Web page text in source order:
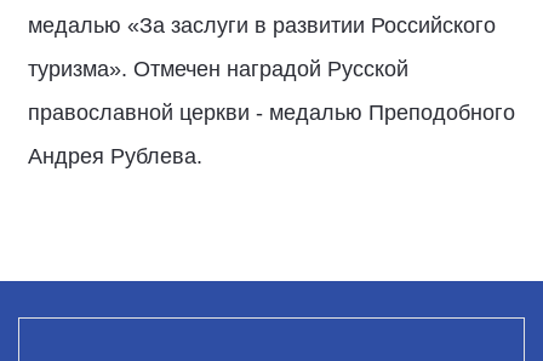
медалью «За заслуги в развитии Российского
туризма». Отмечен наградой Русской
православной церкви - медалью Преподобного
Андрея Рублева.